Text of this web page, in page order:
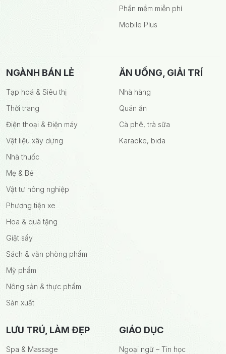
Phần mềm miễn phí
Mobile Plus
NGÀNH BÁN LẺ
Tạp hoá & Siêu thị
Thời trang
Điện thoại & Điện máy
Vật liệu xây dựng
Nhà thuốc
Mẹ & Bé
Vật tư nông nghiệp
Phương tiện xe
Hoa & quà tặng
Giặt sấy
Sách & văn phòng phẩm
Mỹ phẩm
Nông sản & thực phẩm
Sản xuất
ĂN UỐNG, GIẢI TRÍ
Nhà hàng
Quán ăn
Cà phê, trà sữa
Karaoke, bida
LƯU TRÚ, LÀM ĐẸP
Spa & Massage
GIÁO DỤC
Ngoại ngữ – Tin học